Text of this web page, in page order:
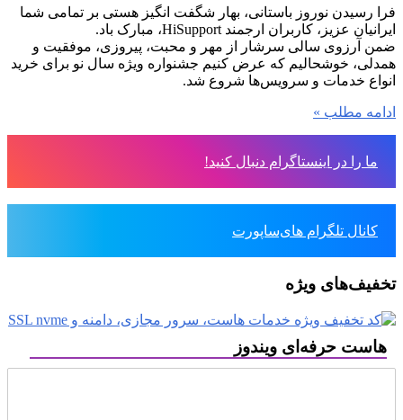
فرا رسیدن نوروز باستانی، بهار شگفت انگیز هستی بر تمامی شما
ایرانیان عزیز، کاربران ارجمند HiSupport، مبارک باد.
ضمن آرزوی سالی سرشار از مهر و محبت، پیروزی، موفقیت و
همدلی، خوشحالیم که عرض کنیم جشنواره ویژه سال نو برای خرید
انواع خدمات و سرویس‌ها شروع شد.
ادامه مطلب »
ما را در اینستاگرام دنبال کنید!
کانال تلگرام های‌ساپورت
تخفیف‌های ویژه
هاست حرفه‌ای ویندوز